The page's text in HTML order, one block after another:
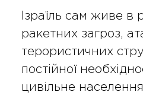
Ізраїль сам живе в
ракетних загроз,
терористичних
постійної
цивільне